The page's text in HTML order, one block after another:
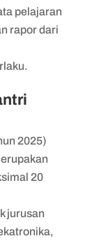
pelajaran
rapor dari
2025)
20
jurusan